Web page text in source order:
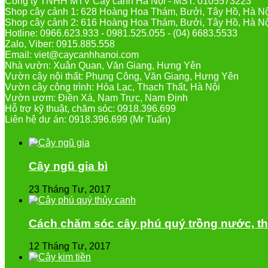
Shop cây cảnh 1: 628 Hoàng Hoa Thám, Bưởi, Tây Hồ, Hà
Shop cây cảnh 2: 616 Hoàng Hoa Thám, Bưởi, Tây Hồ, Hà
Hotline: 0966.623.933 - 0981.525.055 - (04) 6683.5533
Zalo, Viber: 0915.885.558
Email: viet@caycanhhanoi.com
Nhà vườn: Xuân Quan, Văn Giang, Hưng Yên
Vườn cây nội thất: Phụng Công, Văn Giang, Hưng Yên
Vườn cây công trình: Hòa Lạc, Thạch Thất, Hà Nội
Vườn ươm: Điền Xá, Nam Trực, Nam Định
Hỗ trợ kỹ thuật, chăm sóc: 0918.396.699
Liên hệ dự án: 0918.396.699 (Mr Tuấn)
Cây ngũ gia bì
23 Tháng Tư, 2017
Cách chăm sóc cây phú quý trồng nước,
12 Tháng Tư, 2017